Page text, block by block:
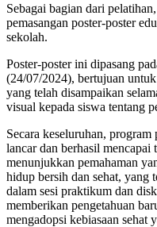
Sebagai bagian dari
pemasangan poster-poster
sekolah.
Poster-poster ini dipasang
(24/07/2024), bertujuan untuk
yang telah disampaikan
visual kepada siswa tentang
Secara keseluruhan,
lancar dan berhasil mencapai
menunjukkan pemahaman
hidup bersih dan sehat, yang
dalam sesi praktikum dan
memberikan pengetahuan
mengadopsi kebiasaan sehat